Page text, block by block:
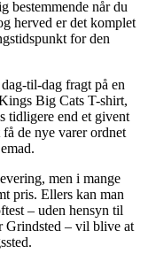
bestemmende når du
herved er det komplet
for den
til-dag fragt på en
Big Cats T-shirt,
tidligere end et givent
de nye varer ordnet
men i mange
pris. Ellers kan man
– uden hensyn til
Grindsted – vil blive at